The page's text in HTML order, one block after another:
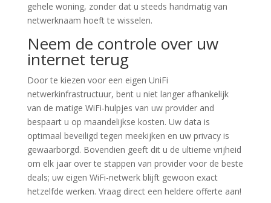
gehele woning, zonder dat u steeds handmatig van
netwerknaam hoeft te wisselen.
Neem de controle over uw
internet terug
Door te kiezen voor een eigen UniFi
netwerkinfrastructuur, bent u niet langer afhankelijk
van de matige WiFi-hulpjes van uw provider and
bespaart u op maandelijkse kosten. Uw data is
optimaal beveiligd tegen meekijken en uw privacy is
gewaarborgd. Bovendien geeft dit u de ultieme vrijheid
om elk jaar over te stappen van provider voor de beste
deals; uw eigen WiFi-netwerk blijft gewoon exact
hetzelfde werken. Vraag direct een heldere offerte aan!